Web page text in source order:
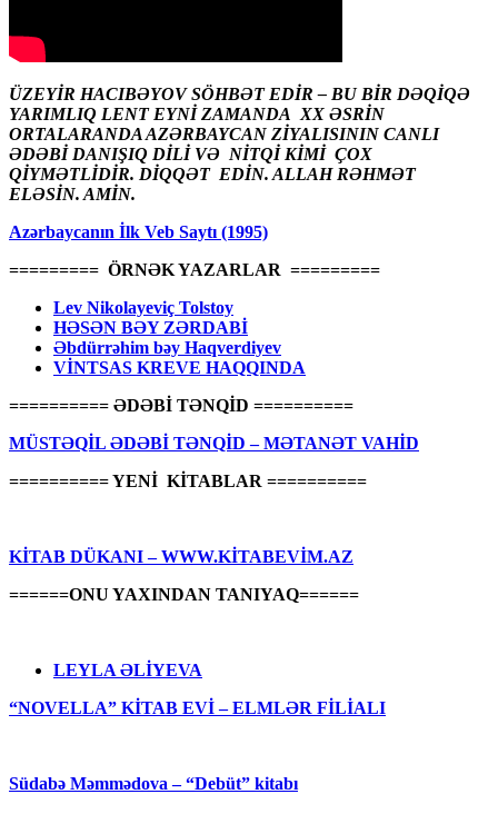
ÜZEYİR HACIBƏYOV SÖHBƏT EDİR – BU BİR DƏQİQƏ
YARIMLIQ LENT EYNİ ZAMANDA XX ƏSRİN
ORTALARANDA AZƏRBAYCAN ZİYALISININ CANLI
ƏDƏBİ DANIŞIQ DİLİ VƏ NİTQİ KİMİ ÇOX
QİYMƏTLİDİR. DİQQƏT EDİN. ALLAH RƏHMƏT
ELƏSİN. AMİN.
Azərbaycanın İlk Veb Saytı (1995)
========= ÖRNƏK YAZARLAR =========
Lev Nikolayeviç Tolstoy
HƏSƏN BƏY ZƏRDABİ
Əbdürrəhim bəy Haqverdiyev
VİNTSAS KREVE HAQQINDA
========== ƏDƏBİ TƏNQİD ==========
MÜSTƏQİL ƏDƏBİ TƏNQİD – MƏTANƏT VAHİD
========== YENİ KİTABLAR ==========
KİTAB DÜKANI – WWW.KİTABEVİM.AZ
======ONU YAXINDAN TANIYAQ======
LEYLA ƏLİYEVA
“NOVELLA” KİTAB EVİ – ELMLƏR FİLİALI
Südabə Məmmədova – “Debüt” kitabı